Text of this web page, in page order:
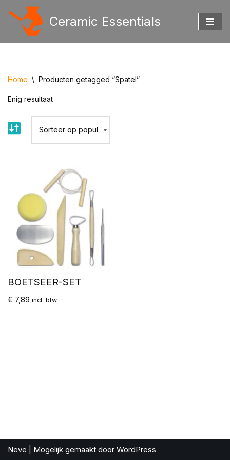
Ceramic Essentials
Home \ Producten getagged “Spatel”
Enig resultaat
BOETSEER-SET
€ 7,89 incl. btw
Neve | Mogelijk gemaakt door WordPress